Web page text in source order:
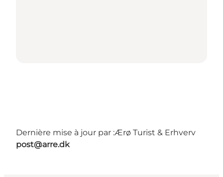
Dernière mise à jour par :Ærø Turist & Erhverv
post@arre.dk